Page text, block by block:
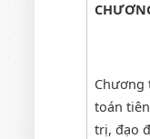
Chương
toán
trị, đạo